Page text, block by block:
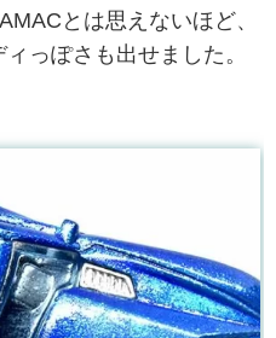
とは思えないほど、
っぽさも出せました。